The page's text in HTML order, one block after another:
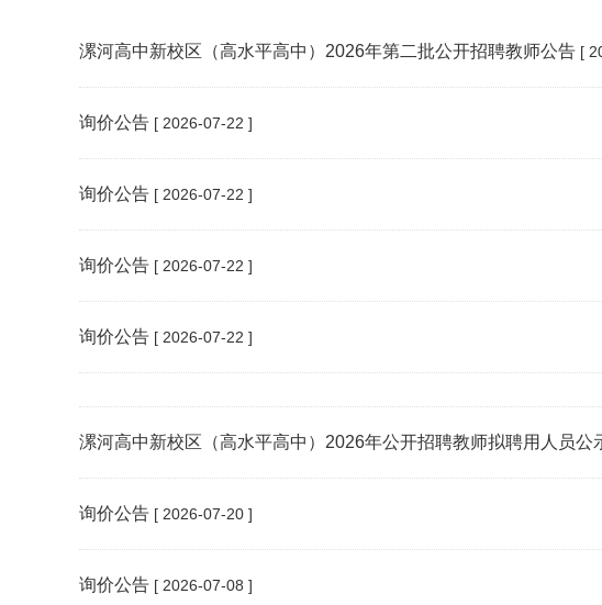
漯河高中新校区（高水平高中）2026年第二批公开招聘教师公告 [
询价公告 [ 2026-07-22 ]
询价公告 [ 2026-07-22 ]
询价公告 [ 2026-07-22 ]
询价公告 [ 2026-07-22 ]
漯河高中新校区（高水平高中）2026年公开招聘教师拟聘用人员公
询价公告 [ 2026-07-20 ]
询价公告 [ 2026-07-08 ]